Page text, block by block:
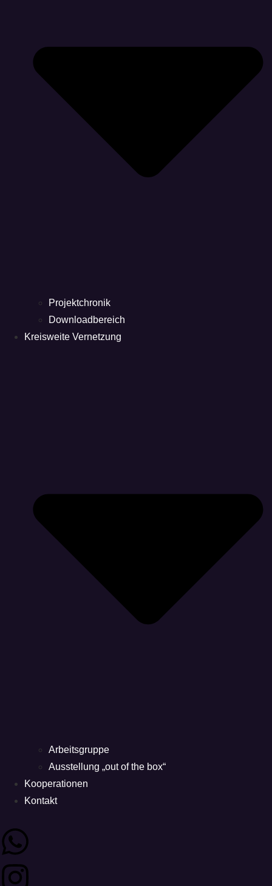
Projektchronik
Downloadbereich
Kreisweite Vernetzung
Arbeitsgruppe
Ausstellung „out of the box“
Kooperationen
Kontakt